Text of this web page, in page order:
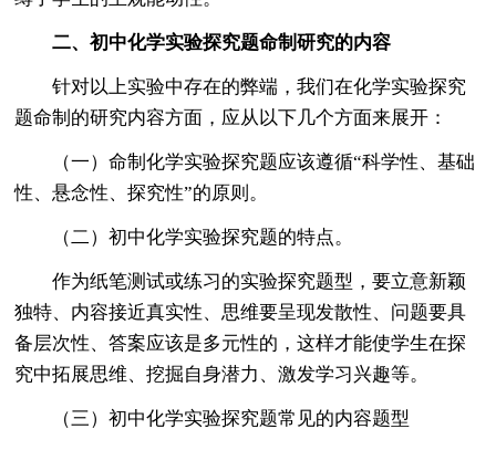
二、初中化学实验探究题命制研究的内容
针对以上实验中存在的弊端，我们在化学实验探究
题命制的研究内容方面，应从以下几个方面来展开：
（一）命制化学实验探究题应该遵循“科学性、基础
性、悬念性、探究性”的原则。
（二）初中化学实验探究题的特点。
作为纸笔测试或练习的实验探究题型，要立意新颖
独特、内容接近真实性、思维要呈现发散性、问题要具
备层次性、答案应该是多元性的，这样才能使学生在探
究中拓展思维、挖掘自身潜力、激发学习兴趣等。
（三）初中化学实验探究题常见的内容题型